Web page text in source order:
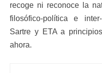
recoge ni reconoce la
filosófico-política e
Sartre y ETA a
ahora.